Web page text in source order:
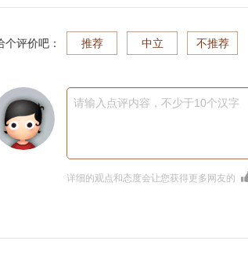
个评价吧： 推荐 中立 不推荐
请输入点评内容，不少于10个汉字
详细的观点和态度会让您获得更多网友的